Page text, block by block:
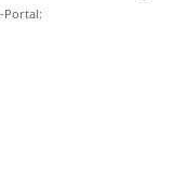
Portal: